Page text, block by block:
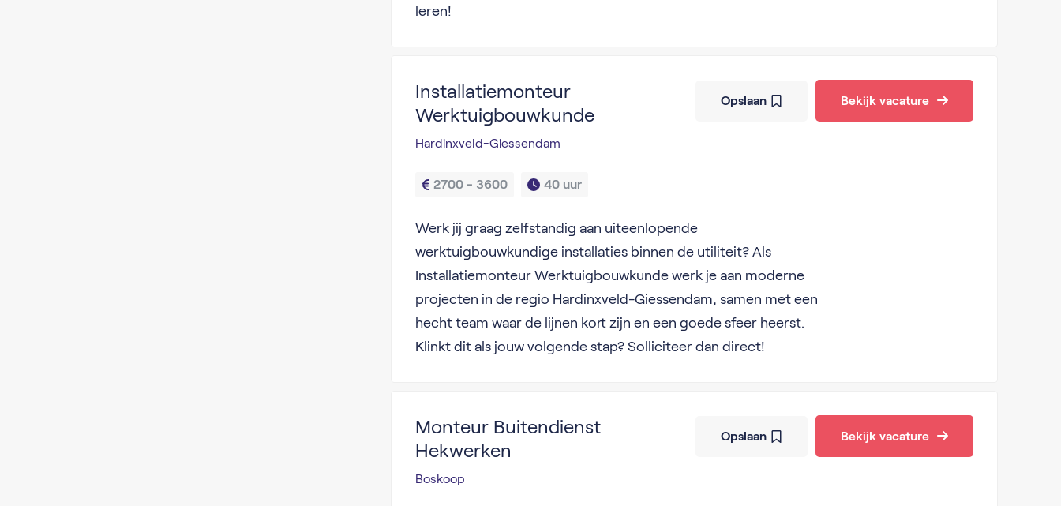
leren!
Installatiemonteur
Werktuigbouwkunde
Hardinxveld-Giessendam
2700 - 3600 40 uur
Werk jij graag zelfstandig aan uiteenlopende
werktuigbouwkundige installaties binnen de utiliteit? Als
Installatiemonteur Werktuigbouwkunde werk je aan moderne
projecten in de regio Hardinxveld-Giessendam, samen met een
hecht team waar de lijnen kort zijn en een goede sfeer heerst.
Klinkt dit als jouw volgende stap? Solliciteer dan direct!
Opslaan Bekijk vacature
Monteur Buitendienst
Hekwerken
Boskoop
Opslaan Bekijk vacature